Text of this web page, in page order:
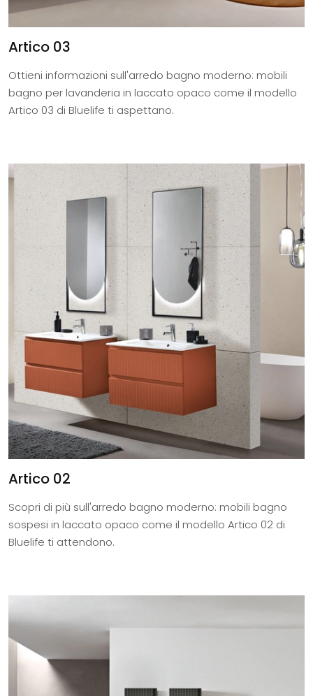
Artico 03
Ottieni informazioni sull'arredo bagno moderno: mobili
bagno per lavanderia in laccato opaco come il modello
Artico 03 di Bluelife ti aspettano.
Artico 02
Scopri di più sull'arredo bagno moderno: mobili bagno
sospesi in laccato opaco come il modello Artico 02 di
Bluelife ti attendono.